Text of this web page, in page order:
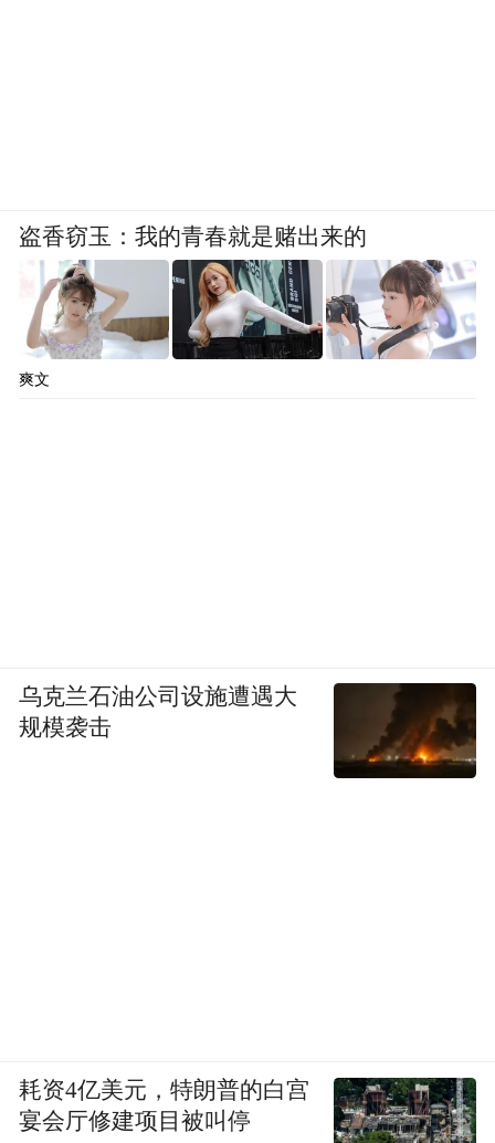
盗香窃玉：我的青春就是赌出来的
爽文
乌克兰石油公司设施遭遇大
规模袭击
耗资4亿美元，特朗普的白宫
宴会厅修建项目被叫停